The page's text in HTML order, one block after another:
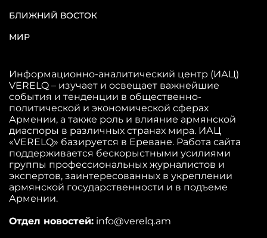
БЛИЖНИЙ ВОСТОК
МИР
Информационно-аналитический центр (ИАЦ)
VERELQ – изучает и освещает важнейшие
события и тенденции в общественно-
политической и экономической сферах
Армении, а также роль и влияние армянской
диаспоры в различных странах мира. ИАЦ
«VERELQ» базируется в Ереване. Работа сайта
поддерживается бескорыстными усилиями
группы профессиональных журналистов и
экспертов, заинтересованных в укреплении
армянской государственности и в подъеме
Армении.
Отдел новостей: info@verelq.am